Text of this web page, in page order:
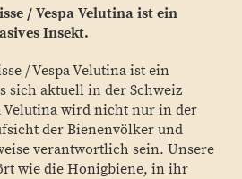
/ Vespa Velutina ist ein
Insekt.
/ Vespa Velutina ist ein
sich aktuell in der Schweiz
Velutina wird nicht nur in der
der Bienenvölker und
verantwortlich sein. Unsere
wie die Honigbiene, in ihr